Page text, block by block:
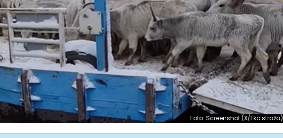
Foto: Screenshot (X/Eko straža)